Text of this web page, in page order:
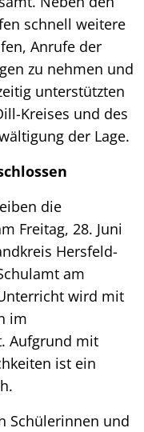
schnell weitere
Anrufe der
zu nehmen und
unterstützten
Kreises und des
der Lage.
die
Freitag, 28. Juni
Hersfeld-
am
wird mit
im
Aufgrund mit
ist ein
Schülerinnen und